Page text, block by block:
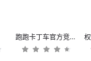
跑跑卡丁车官方竞速版